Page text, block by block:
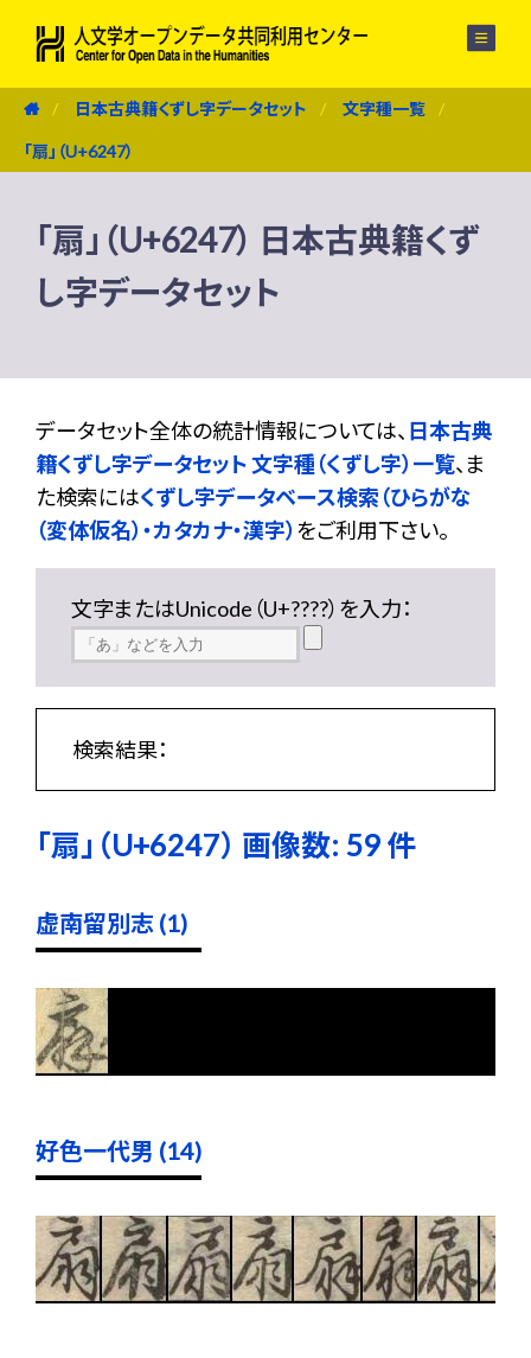
日本古典籍くずし字データセット 文字種一覧
「扇」（U+6247）
「扇」（U+6247） 日本古典籍くず
し字データセット
データセット全体の統計情報については、 日本古典
籍くずし字データセット 文字種（くずし字）一覧、ま
た検索にはくずし字データベース検索（ひらがな
（変体仮名）・カタカナ・漢字） をご利用下さい。
文字またはUnicode（U+????）を入力：
検索結果：
「扇」（U+6247） 画像数: 59 件
虚南留別志 (1)
好色一代男 (14)